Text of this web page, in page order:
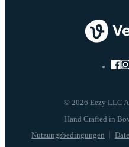
© 2026 Eezy LLC
Nutzungsbedingungen